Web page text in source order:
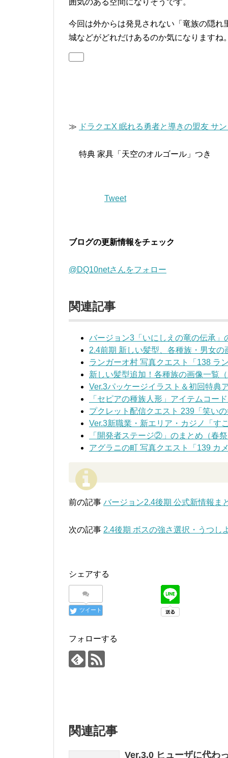
囲気のある空間になりそうです。
今回は外からは発見されない「竜族の隠
城などがどれだけあるのか気になりますね
≫ ドラクエX 眠れる勇者と導きの盟友 サ
特典 家具「天空のオルゴール」つき
Tweet
ブログの更新情報をチェック
@DQ10netさんをフォロー
関連記事
バージョン3「いにしえの竜の伝承」
2.4前期 新しい髪型、各種族・男女の
ランガーオ村 写真クエスト「138 ラ
新しい髪型追加！各種族の画像一覧
Ver.3パッケージイラスト＆初回特典
「セピアの種族人形」アイテムコー
プクレット配信クエスト 239「笑い
Ver.3新職業・新エリア・カジノ「す
「開発者ステージ②」のまとめ（春
アグラニの町 写真クエスト「139 カ
前の記事 バージョン2.4後期 公式新情報ま
次の記事 2.4後期 ボスの強さ選択・うつし
シェアする
ツイート
フォローする
関連記事
Ver.3.0 ヒューザに代わ